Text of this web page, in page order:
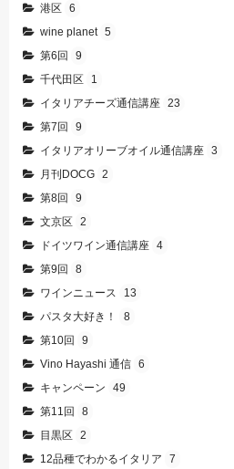
港区 6
wine planet 5
第6回
9
千代田区
1
イタリアチーズ通信講座 23
第7回
9
イタリアオリーブオイル通信講座 3
月刊DOCG 2
第8回
9
文京区 2
ドイツワイン通信講座 4
第9回
8
ワインニュース
13
パスタ大好き！
8
第10回
9
Vino Hayashi 通信 6
キャンペーン
49
第11回
8
目黒区 2
12品種でわかるイタリア
7